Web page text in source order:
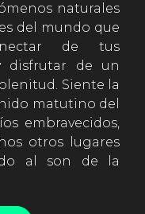
naturales
del mundo que
de tus
disfrutar de un
Siente la
matutino del
embravecidos,
otros lugares
al son de la